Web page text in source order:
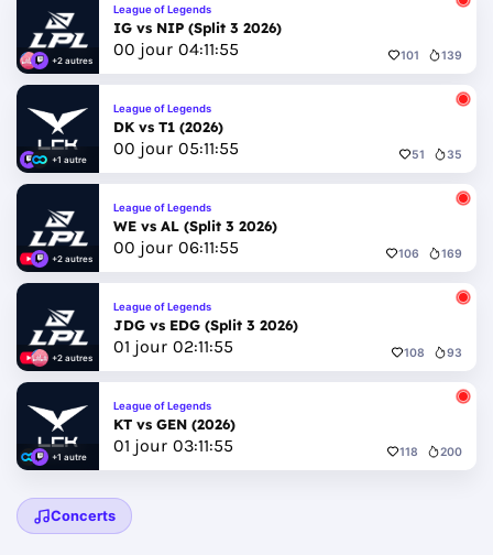
+2 autres
League of Legends
IG vs NIP (Split 3 2026)
00 jour 04:11:52 101 139
+1 autre
League of Legends
DK vs T1 (2026)
00 jour 05:11:52 51 35
+2 autres
League of Legends
WE vs AL (Split 3 2026)
00 jour 06:11:52 106 169
+2 autres
League of Legends
JDG vs EDG (Split 3 2026)
01 jour 02:11:52 108 93
+1 autre
League of Legends
KT vs GEN (2026)
01 jour 03:11:52 118 200
Concerts